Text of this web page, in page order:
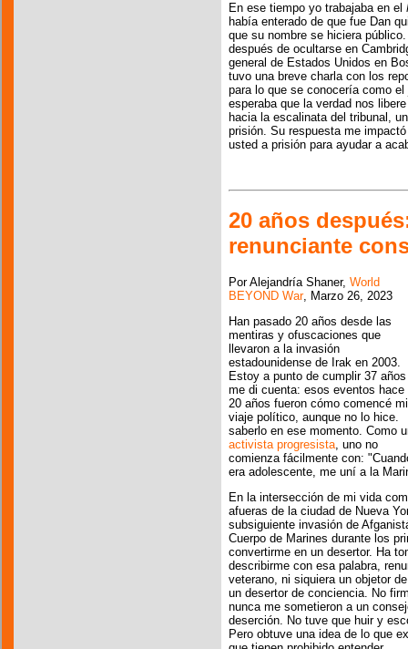
En ese tiempo yo trabajaba en el
había enterado de que fue Dan
que su nombre se hiciera
después de ocultarse en
general de Estados Unidos en
tuvo una breve charla con los
para lo que se conocería como
esperaba que la verdad nos
hacia la escalinata del tribunal,
prisión. Su respuesta me
usted a prisión para ayudar a
20 años
renunciante
Por Alejandría Shaner, World
BEYOND War, Marzo 26, 2023
Han pasado 20 años desde las
mentiras y ofuscaciones que
llevaron a la invasión
estadounidense de Irak en 2003.
Estoy a punto de cumplir 37
me di cuenta: esos eventos hace
20 años fueron cómo comencé mi
viaje político, aunque no lo hice.
saberlo en ese momento. Como
activista progresista, uno no
comienza fácilmente con:
era adolescente, me uní a la
En la intersección de mi vida
afueras de la ciudad de Nueva
subsiguiente invasión de
Cuerpo de Marines durante los
convertirme en un desertor. Ha
describirme con esa palabra,
veterano, ni siquiera un objetor
un desertor de conciencia. No
nunca me sometieron a un
deserción. No tuve que huir y
Pero obtuve una idea de lo que